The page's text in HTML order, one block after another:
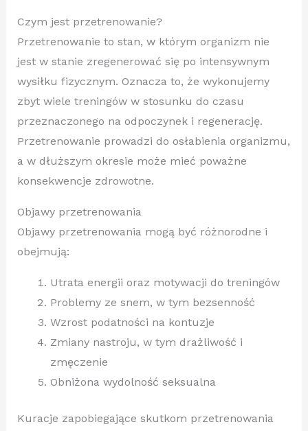
Czym jest przetrenowanie?
Przetrenowanie to stan, w którym organizm nie
jest w stanie zregenerować się po intensywnym
wysiłku fizycznym. Oznacza to, że wykonujemy
zbyt wiele treningów w stosunku do czasu
przeznaczonego na odpoczynek i regenerację.
Przetrenowanie prowadzi do osłabienia organizmu,
a w dłuższym okresie może mieć poważne
konsekwencje zdrowotne.
Objawy przetrenowania
Objawy przetrenowania mogą być różnorodne i
obejmują:
Utrata energii oraz motywacji do treningów
Problemy ze snem, w tym bezsenność
Wzrost podatności na kontuzje
Zmiany nastroju, w tym drażliwość i
zmęczenie
Obniżona wydolność seksualna
Kuracje zapobiegające skutkom przetrenowania